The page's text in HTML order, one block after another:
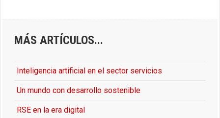
MÁS ARTÍCULOS...
Inteligencia artificial en el sector servicios
Un mundo con desarrollo sostenible
RSE en la era digital